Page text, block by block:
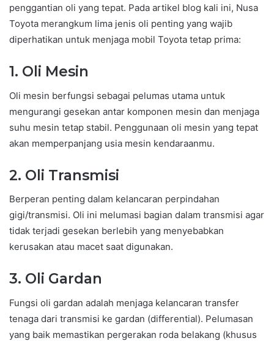
penggantian oli yang tepat. Pada artikel blog kali ini, Nusa
Toyota merangkum lima jenis oli penting yang wajib
diperhatikan untuk menjaga mobil Toyota tetap prima:
1. Oli Mesin
Oli mesin berfungsi sebagai pelumas utama untuk
mengurangi gesekan antar komponen mesin dan menjaga
suhu mesin tetap stabil. Penggunaan oli mesin yang tepat
akan memperpanjang usia mesin kendaraanmu.
2. Oli Transmisi
Berperan penting dalam kelancaran perpindahan
gigi/transmisi. Oli ini melumasi bagian dalam transmisi agar
tidak terjadi gesekan berlebih yang menyebabkan
kerusakan atau macet saat digunakan.
3. Oli Gardan
Fungsi oli gardan adalah menjaga kelancaran transfer
tenaga dari transmisi ke gardan (differential). Pelumasan
yang baik memastikan pergerakan roda belakang (khusus